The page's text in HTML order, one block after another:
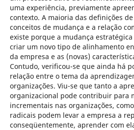
uma experiência, previamente
contexto. A maioria das definições
conceitos de mudança e a relação
existe porque a mudança
criar um novo tipo de alinhamento
da empresa e as (novas)
Contudo, verificou-se que ainda há
relação entre o tema da
organizações. Viu-se que tanto a
organizacional pode contribuir para
incrementais nas organizações,
radicais podem levar a empresa a
conseqüentemente, aprender com